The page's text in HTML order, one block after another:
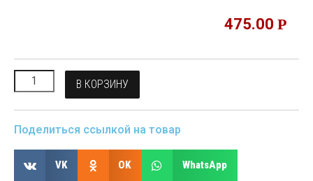
475.00 Р
В КОРЗИНУ
Поделиться ссылкой на товар
VK OK WhatsApp